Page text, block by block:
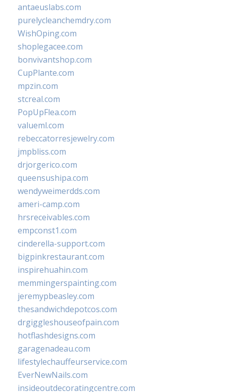
antaeuslabs.com
purelycleanchemdry.com
WishOping.com
shoplegacee.com
bonvivantshop.com
CupPlante.com
mpzin.com
stcreal.com
PopUpFlea.com
valueml.com
rebeccatorresjewelry.com
jmpbliss.com
drjorgerico.com
queensushipa.com
wendyweimerdds.com
ameri-camp.com
hrsreceivables.com
empconst1.com
cinderella-support.com
bigpinkrestaurant.com
inspirehuahin.com
memmingerspainting.com
jeremypbeasley.com
thesandwichdepotcos.com
drgiggleshouseofpain.com
hotflashdesigns.com
garagenadeau.com
lifestylechauffeurservice.com
EverNewNails.com
insideoutdecoratingcentre.com